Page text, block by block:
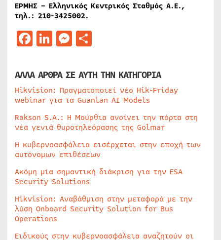
ΕΡΜΗΣ – Ελληνικός Κεντρικός Σταθμός Α.Ε.,
τηλ.: 210-3425002.
Facebook
LinkedIn
Messenger
ΑΛΛΑ ΑΡΘΡΑ ΣΕ ΑΥΤΗ ΤΗΝ ΚΑΤΗΓΟΡΙΑ
Hikvision: Πραγματοποιεί νέο Hik-Friday
webinar για τα Guanlan AI Models
Rakson S.A.: Η Μούρθια ανοίγει την πόρτα στη
νέα γενιά θυροτηλεόρασης της Golmar
Η κυβερνοασφάλεια εισέρχεται στην εποχή των
αυτόνομων επιθέσεων
Ακόμη μία σημαντική διάκριση για την ESA
Security Solutions
Hikvision: Αναβάθμιση στην μεταφορά με την
λύση Onboard Security Solution for Bus
Operations
Ειδικούς στην κυβερνοασφάλεια αναζητούν οι